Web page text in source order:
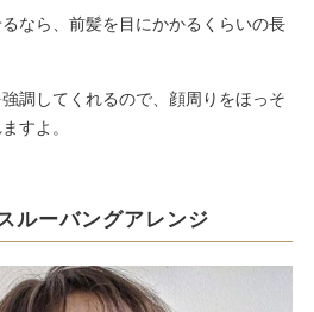
なら、前髪を目にかかるくらいの長
調してくれるので、顔周りをほっそ
すよ。
ルーバングアレンジ